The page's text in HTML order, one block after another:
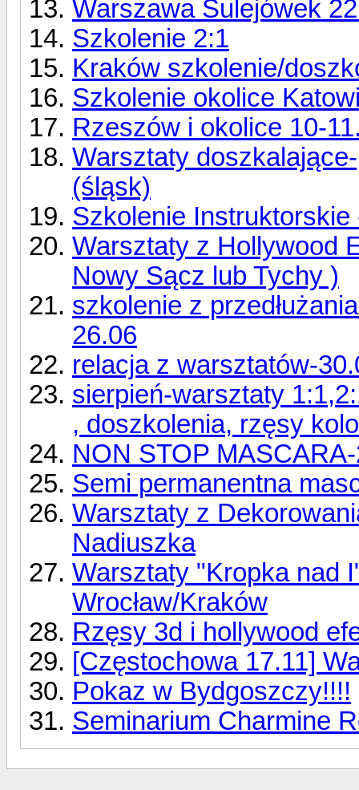
Warszawa Sulejówek
Szkolenie 2:1
Kraków szkolenie/
Szkolenie okolice
Rzeszów i okolice 10-
Warsztaty
(śląsk)
Szkolenie Instruktorskie
Warsztaty z Hollywood
Nowy Sącz lub Tychy )
szkolenie z
26.06
relacja z warsztatów-
sierpień-warsztaty
, doszkolenia, rzęsy
NON STOP
Semi permanentna
Warsztaty z
Nadiuszka
Warsztaty "Kropka nad
Wrocław/Kraków
Rzęsy 3d i hollywood
[Częstochowa 17.11]
Pokaz w Bydgoszczy!!!!
Seminarium Charmine